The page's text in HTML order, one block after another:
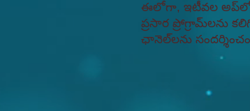
ఈలోగా, ఇటీవల
ప్రసార ప్రోగ్రామ్‌లను
ఛానెల్‌లను